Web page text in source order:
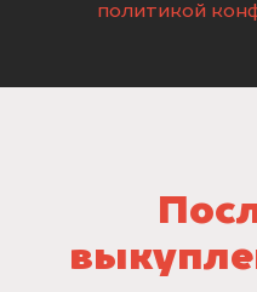
политикой